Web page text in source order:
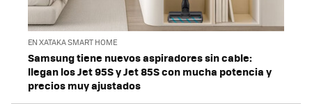
EN XATAKA SMART HOME
Samsung tiene nuevos aspiradores sin cable:
llegan los Jet 95S y Jet 85S con mucha potencia y
precios muy ajustados